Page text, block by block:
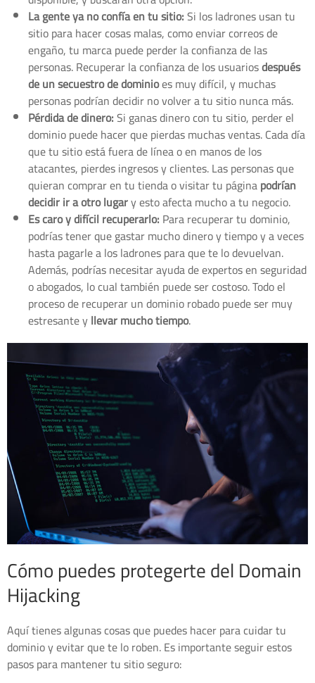
La gente ya no confía en tu sitio:Si los ladrones usan tu
sitio para hacer cosas malas, como enviar correos de
engaño, tu marca puede perder la confianza de las
personas. Recuperar la confianza de los usuariosdespués
de un secuestro de dominioes muy difícil, y muchas
personas podrían decidir no volver a tu sitio nunca más.
Pérdida de dinero:Si ganas dinero con tu sitio, perder el
dominio puede hacer que pierdas muchas ventas. Cada día
que tu sitio está fuera de línea o en manos de los
atacantes, pierdes ingresos y clientes. Las personas que
quieran comprar en tu tienda o visitar tu páginapodrían
decidir ir a otro lugary esto afecta mucho a tu negocio.
Es caro y difícil recuperarlo: Para recuperar tu dominio,
podrías tener que gastar mucho dinero y tiempo y a veces
hasta pagarle a los ladrones para que te lo devuelvan.
Además, podrías necesitar ayuda de expertos en seguridad
o abogados, lo cual también puede ser costoso. Todo el
proceso de recuperar un dominio robado puede ser muy
estresante yllevar mucho tiempo.
Cómo puedes protegerte del Domain
Hijacking
Aquí tienes algunas cosas que puedes hacer para cuidar tu
dominio y evitar que te lo roben. Es importante seguir estos
pasos para mantener tu sitio seguro: